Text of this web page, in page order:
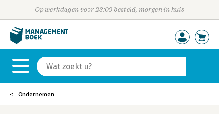
Op werkdagen voor 23:00 besteld, morgen in huis
Ondernemen